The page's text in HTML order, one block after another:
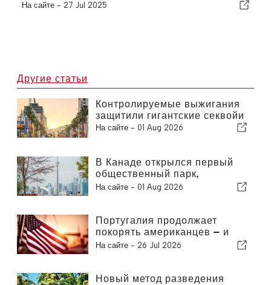
На сайте - 27 Jul 2025
Другие статьи
Контролируемые выжигания
защитили гигантские секвойи
На сайте - 01 Aug 2026
В Канаде открылся первый
общественный парк,
адаптированный для людей с
На сайте - 01 Aug 2026
Португалия продолжает
покорять американцев — и
дело не только в солнце
На сайте - 26 Jul 2026
Новый метод разведения